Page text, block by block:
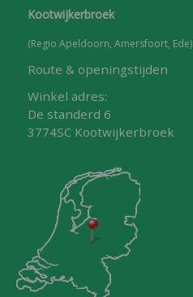
Kootwijkerbroek
(Regio Apeldoorn, Amersfoort, Ede)
Route & openingstijden
Winkel adres:
De standerd 6
3774SC Kootwijkerbroek